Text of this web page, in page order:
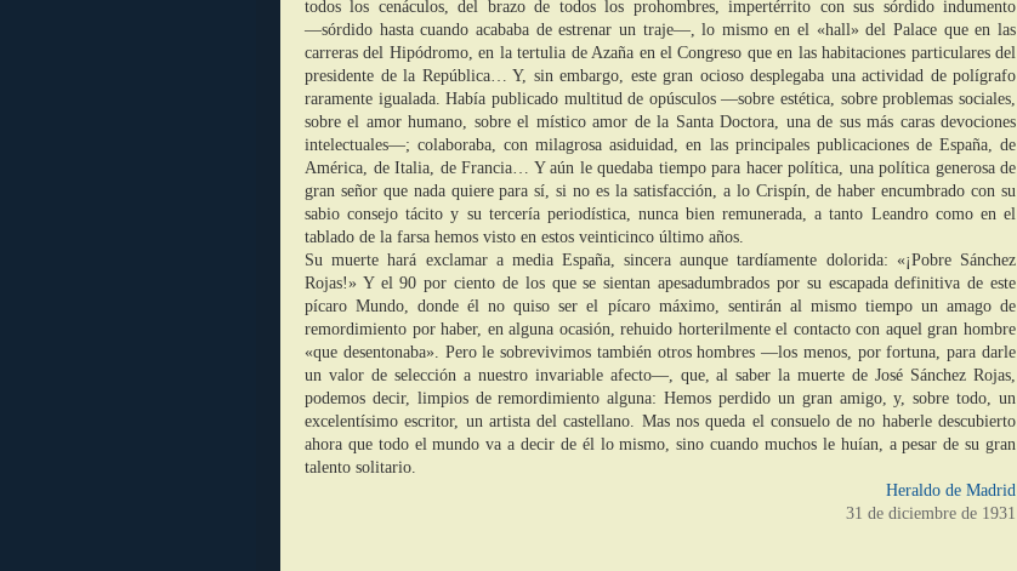
todos los cenáculos, del brazo de todos los prohombres, impertérrito con sus sórdido indumento
―sórdido hasta cuando acababa de estrenar un traje―, lo mismo en el «hall» del Palace que en las
carreras del Hipódromo, en la tertulia de Azaña en el Congreso que en las habitaciones particulares del
presidente de la República… Y, sin embargo, este gran ocioso desplegaba una actividad de polígrafo
raramente igualada. Había publicado multitud de opúsculos ―sobre estética, sobre problemas sociales,
sobre el amor humano, sobre el místico amor de la Santa Doctora, una de sus más caras devociones
intelectuales―; colaboraba, con milagrosa asiduidad, en las principales publicaciones de España, de
América, de Italia, de Francia… Y aún le quedaba tiempo para hacer política, una política generosa de
gran señor que nada quiere para sí, si no es la satisfacción, a lo Crispín, de haber encumbrado con su
sabio consejo tácito y su tercería periodística, nunca bien remunerada, a tanto Leandro como en el
tablado de la farsa hemos visto en estos veinticinco último años.
Su muerte hará exclamar a media España, sincera aunque tardíamente dolorida: «¡Pobre Sánchez
Rojas!» Y el 90 por ciento de los que se sientan apesadumbrados por su escapada definitiva de este
pícaro Mundo, donde él no quiso ser el pícaro máximo, sentirán al mismo tiempo un amago de
remordimiento por haber, en alguna ocasión, rehuido horterilmente el contacto con aquel gran hombre
«que desentonaba». Pero le sobrevivimos también otros hombres ―los menos, por fortuna, para darle
un valor de selección a nuestro invariable afecto―, que, al saber la muerte de José Sánchez Rojas,
podemos decir, limpios de remordimiento alguna: Hemos perdido un gran amigo, y, sobre todo, un
excelentísimo escritor, un artista del castellano. Mas nos queda el consuelo de no haberle descubierto
ahora que todo el mundo va a decir de él lo mismo, sino cuando muchos le huían, a pesar de su gran
talento solitario.
Heraldo de Madrid
31 de diciembre de 1931